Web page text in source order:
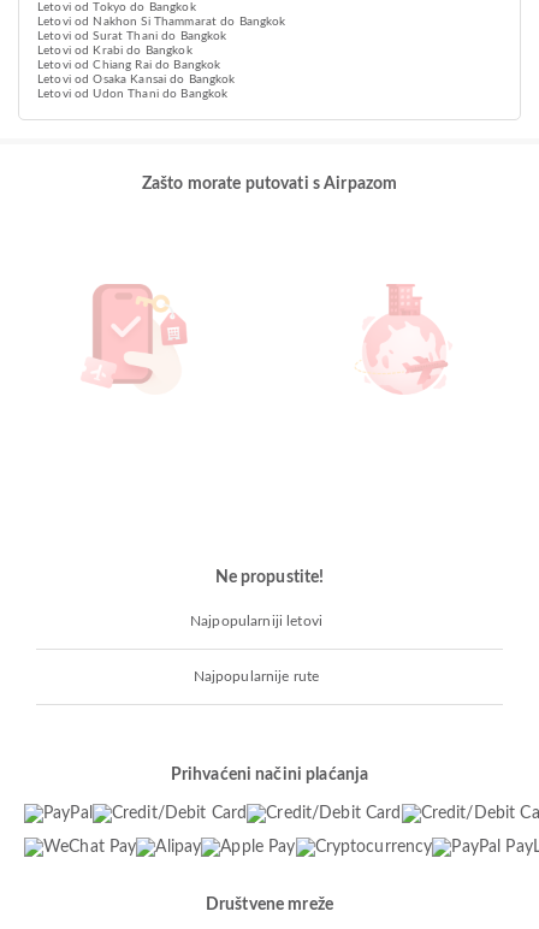
Letovi od Tokyo do Bangkok
Letovi od Nakhon Si Thammarat do Bangkok
Letovi od Surat Thani do Bangkok
Letovi od Krabi do Bangkok
Letovi od Chiang Rai do Bangkok
Letovi od Osaka Kansai do Bangkok
Letovi od Udon Thani do Bangkok
Zašto morate putovati s Airpazom
Ne propustite!
Najpopularniji letovi
Najpopularnije rute
Prihvaćeni načini plaćanja
Društvene mreže